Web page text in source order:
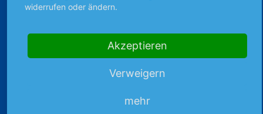
Highlights
Börsengerüchte
widerrufen oder ändern.
Akzeptieren
Verweigern
mehr